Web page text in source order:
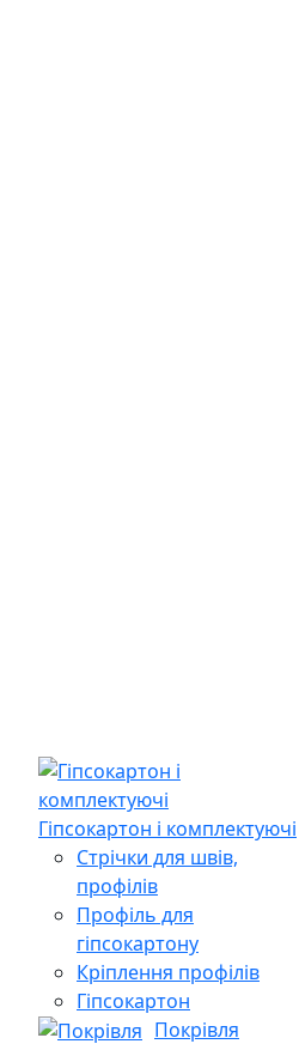
Гіпсокартон і комплектуючі
Стрічки для швів,
профілів
Профіль для
гіпсокартону
Кріплення профілів
Гіпсокартон
Покрівля